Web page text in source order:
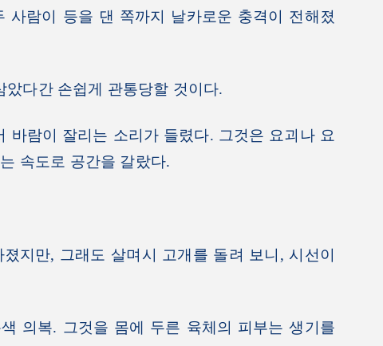
람이 등을 댄 쪽까지 날카로운 충격이 전해졌
다간 손쉽게 관통당할 것이다.
람이 잘리는 소리가 들렸다. 그것은 요괴나 요
속도로 공간을 갈랐다.
지만, 그래도 살며시 고개를 돌려 보니, 시선이
의복. 그것을 몸에 두른 육체의 피부는 생기를